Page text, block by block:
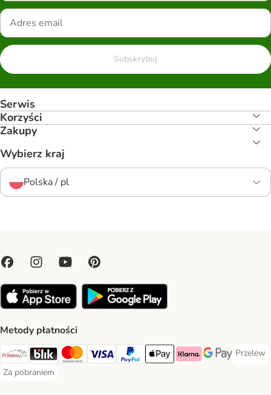
Subskrybuj
Serwis
Korzyści
Zakupy
Wybierz kraj
Polska / pl
Metody płatności
Przelewy24 Payment Method
Blik Payment Method
MasterCard Payment Method
Visa Payment Method
PayPal Payment Method
Apple Pay Payment Method
Klarna Payment Method
Google Pay
Przelew
Przelew
Za pobraniem
Za pobraniem Payment Method